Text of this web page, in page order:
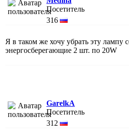
Посетитель
316
Я в таком же хочу убрать эту лампу
энергосберегающие 2 шт. по 20W
GarelkA
Посетитель
312